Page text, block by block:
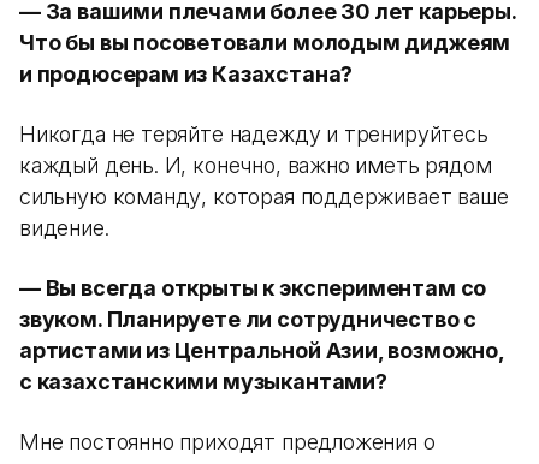
— За вашими плечами более 30 лет карьеры.
Что бы вы посоветовали молодым диджеям
и продюсерам из Казахстана?
Никогда не теряйте надежду и тренируйтесь
каждый день. И, конечно, важно иметь рядом
сильную команду, которая поддерживает ваше
видение.
— Вы всегда открыты к экспериментам со
звуком. Планируете ли сотрудничество с
артистами из Центральной Азии, возможно,
с казахстанскими музыкантами?
Мне постоянно приходят предложения о